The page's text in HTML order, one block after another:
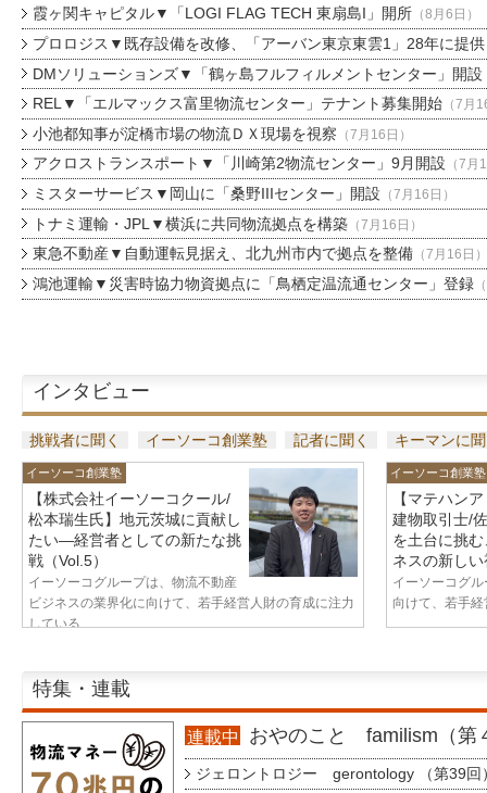
霞ヶ関キャピタル▼「LOGI FLAG TECH 東扇島I」開所（8月6日）
プロロジス▼既存設備を改修、「アーバン東京東雲1」28年に提供
DMソリューションズ▼「鶴ヶ島フルフィルメントセンター」開設
REL▼「エルマックス富里物流センター」テナント募集開始（7月
小池都知事が淀橋市場の物流ＤＸ現場を視察 （7月16日）
アクロストランスポート▼「川崎第2物流センター」9月開設 （7月
ミスターサービス▼岡山に「桑野IIIセンター」開設 （7月16日）
トナミ運輸・JPL▼横浜に共同物流拠点を構築（7月16日）
東急不動産▼自動運転見据え、北九州市内で拠点を整備（7月16日）
鴻池運輸▼災害時協力物資拠点に「鳥栖定温流通センター」登録
インタビュー
挑戦者に聞く イーソーコ創業塾 記者に聞く キーマンに
イーソーコ創業塾
【株式会社イーソーコクール/
松本瑞生氏】地元茨城に貢献し
たい—経営者としての新たな挑
戦（Vol.5）
イーソーコグループは、物流不動産
ビジネスの業界化に向けて、若手経営人財の育成に注力
している...
イーソーコ創業塾
【マテハン
建物取引士/
を土台に挑
ネスの新し
イーソーコグ
向けて、若手
特集・連載
連載中 おやのこと familism（第
ジェロントロジー gerontology （第39回